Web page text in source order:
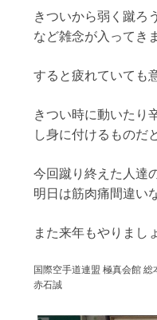
きついから弱く蹴ろ
など雑念が入ってき
すると疲れていても
きつい時に動いたり
し身に付けるものだ
今回蹴り終えた人達
明日は筋肉痛間違い
また来年もやりまし
国際空手道連盟 極真会館 総
赤石誠